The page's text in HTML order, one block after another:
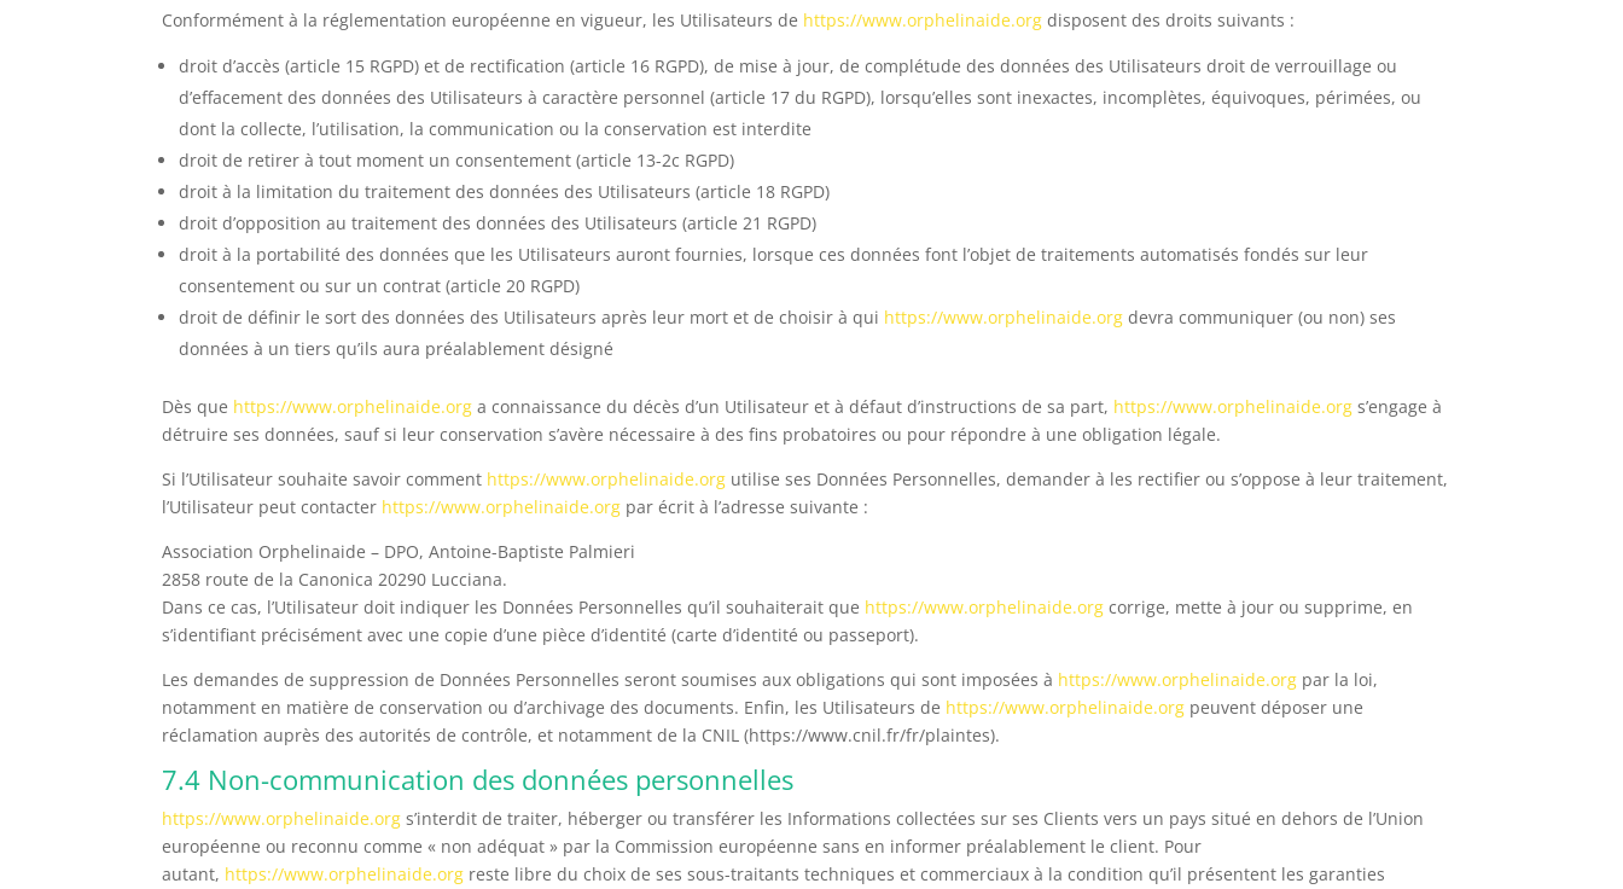
Conformément à la réglementation européenne en vigueur, les Utilisateurs de https://www.orphelinaide.org disposent des droits suivants :
droit d’accès (article 15 RGPD) et de rectification (article 16 RGPD), de mise à jour, de complétude des données des Utilisateurs droit de verrouillage ou
d’effacement des données des Utilisateurs à caractère personnel (article 17 du RGPD), lorsqu’elles sont inexactes, incomplètes, équivoques, périmées, ou
dont la collecte, l’utilisation, la communication ou la conservation est interdite
droit de retirer à tout moment un consentement (article 13-2c RGPD)
droit à la limitation du traitement des données des Utilisateurs (article 18 RGPD)
droit d’opposition au traitement des données des Utilisateurs (article 21 RGPD)
droit à la portabilité des données que les Utilisateurs auront fournies, lorsque ces données font l’objet de traitements automatisés fondés sur leur
consentement ou sur un contrat (article 20 RGPD)
droit de définir le sort des données des Utilisateurs après leur mort et de choisir à qui https://www.orphelinaide.org devra communiquer (ou non) ses
données à un tiers qu’ils aura préalablement désigné
Dès que https://www.orphelinaide.org a connaissance du décès d’un Utilisateur et à défaut d’instructions de sa part, https://www.orphelinaide.org s’engage à
détruire ses données, sauf si leur conservation s’avère nécessaire à des fins probatoires ou pour répondre à une obligation légale.
Si l’Utilisateur souhaite savoir comment https://www.orphelinaide.org utilise ses Données Personnelles, demander à les rectifier ou s’oppose à leur traitement,
l’Utilisateur peut contacter https://www.orphelinaide.org par écrit à l’adresse suivante :
Association Orphelinaide – DPO, Antoine-Baptiste Palmieri
2858 route de la Canonica 20290 Lucciana.
Dans ce cas, l’Utilisateur doit indiquer les Données Personnelles qu’il souhaiterait que https://www.orphelinaide.org corrige, mette à jour ou supprime, en
s’identifiant précisément avec une copie d’une pièce d’identité (carte d’identité ou passeport).
Les demandes de suppression de Données Personnelles seront soumises aux obligations qui sont imposées à https://www.orphelinaide.org par la loi,
notamment en matière de conservation ou d’archivage des documents. Enfin, les Utilisateurs de https://www.orphelinaide.org peuvent déposer une
réclamation auprès des autorités de contrôle, et notamment de la CNIL (https://www.cnil.fr/fr/plaintes).
7.4 Non-communication des données personnelles
https://www.orphelinaide.org s’interdit de traiter, héberger ou transférer les Informations collectées sur ses Clients vers un pays situé en dehors de l’Union
européenne ou reconnu comme « non adéquat » par la Commission européenne sans en informer préalablement le client. Pour
autant, https://www.orphelinaide.org reste libre du choix de ses sous-traitants techniques et commerciaux à la condition qu’il présentent les garanties